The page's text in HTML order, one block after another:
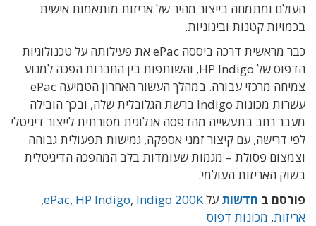
העולם ומתמחה בייצור מהיר של אריזות מותאמות אישית
בכמויות קטנות ובינוניות.
כבר מראשית דרכה ביססה ePac את פעילותה על טכנולוגיות
הדפוס של HP Indigo, והשותפות בין החברות הפכה למנוע
צמיחה מרכזי עבורה. במהלך העשור האחרון הטמיעה ePac
עשרות מכונות Indigo ברשת הגלובלית שלה, ובכך הובילה
מעבר רחב בתעשייה מהדפסה אנלוגית מסורתית לייצור דיגיטלי
לפי דרישה, עם קיצור זמני אספקה, גמישות תפעולית גבוהה
וצמצום פסולת – מגמות שעומדות בלב המהפכה הדיגיטלית
בשוק האריזות העולמי.
פורסם ב חדשות על ePac, HP Indigo, Indigo 200K
,
אריזות, מכונות דפוס